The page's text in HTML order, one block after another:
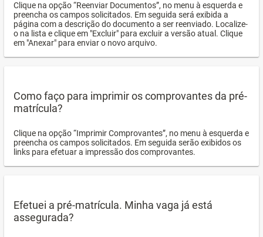
Clique na opção “Reenviar Documentos”, no menu à esquerda e
preencha os campos solicitados. Em seguida será exibida a
página com a descrição do documento a ser reenviado. Localize-
o na lista e clique em "Excluir" para excluir a versão atual. Clique
em "Anexar" para enviar o novo arquivo.
Como faço para imprimir os comprovantes da pré-
matrícula?
Clique na opção “Imprimir Comprovantes”, no menu à esquerda e
preencha os campos solicitados. Em seguida serão exibidos os
links para efetuar a impressão dos comprovantes.
Efetuei a pré-matrícula. Minha vaga já está
assegurada?